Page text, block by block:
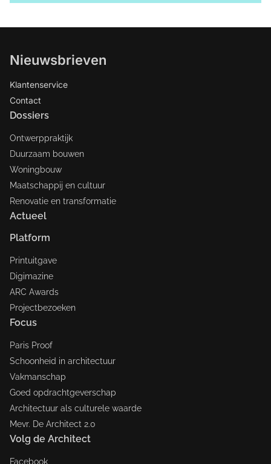
Nieuwsbrieven
Klantenservice
Contact
Dossiers
Ontwerppraktijk
Duurzaam bouwen
Woningbouw
Maatschappij en cultuur
Renovatie en transformatie
Actueel
Platform
Printuitgave
Digimazine
ARC Awards
Projectbezoeken
Focus
Paris Proof
Schoonheid in architectuur
Vakmanschap
Goed opdrachtgeverschap
Architectuur als culturele waarde
Mevr. De Architect 2.0
Volg de Architect
Facebook